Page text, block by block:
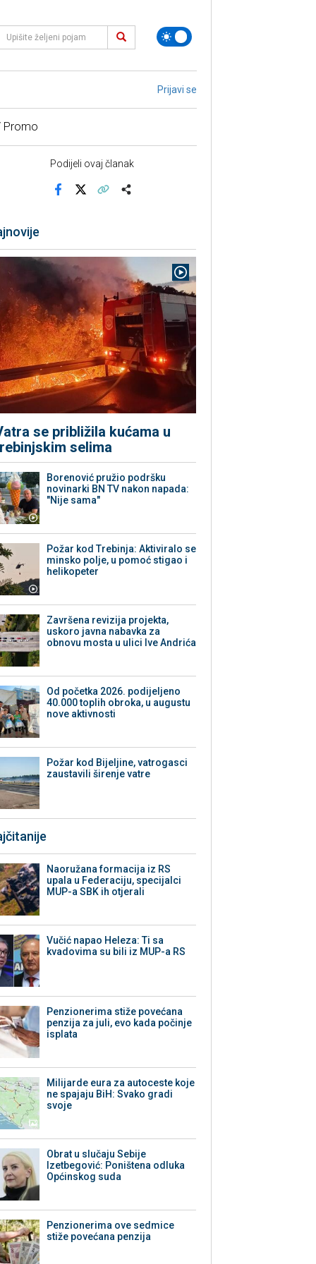
Prijavi se
Promo
Podijeli ovaj članak
se približila kućama u
selima
Borenović pružio podršku
novinarki BN TV nakon napada:
"Nije sama"
Požar kod Trebinja: Aktiviralo se
minsko polje, u pomoć stigao i
helikopeter
Završena revizija projekta,
uskoro javna nabavka za
obnovu mosta u ulici Ive Andrića
Od početka 2026. podijeljeno
40.000 toplih obroka, u augustu
nove aktivnosti
Požar kod Bijeljine, vatrogasci
zaustavili širenje vatre
Naoružana formacija iz RS
upala u Federaciju, specijalci
MUP-a SBK ih otjerali
Vučić napao Heleza: Ti sa
kvadovima su bili iz MUP-a RS
Penzionerima stiže povećana
penzija za juli, evo kada počinje
isplata
Milijarde eura za autoceste koje
ne spajaju BiH: Svako gradi
svoje
Obrat u slučaju Sebije
Izetbegović: Poništena odluka
Općinskog suda
Penzionerima ove sedmice
stiže povećana penzija